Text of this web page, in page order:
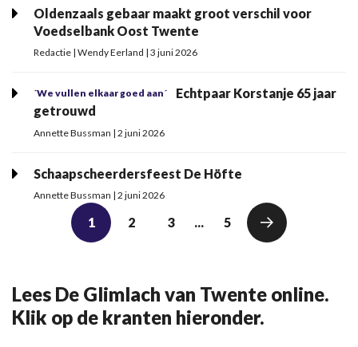
Oldenzaals gebaar maakt groot verschil voor
Voedselbank Oost Twente
Redactie | Wendy Eerland | 3 juni 2026
´We vullen elkaar goed aan´
Echtpaar Korstanje 65 jaar
getrouwd
Annette Bussman | 2 juni 2026
Schaapscheerdersfeest De Höfte
Annette Bussman | 2 juni 2026
1 2 3 ... 5
Lees De Glimlach van Twente online.
Klik op de kranten hieronder.